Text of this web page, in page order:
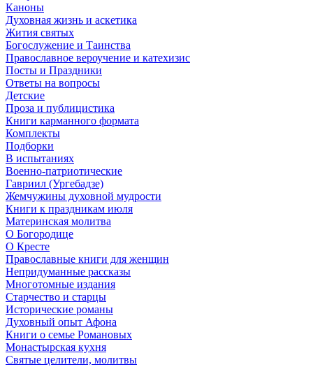
Каноны
Духовная жизнь и аскетика
Жития святых
Богослужение и Таинства
Православное вероучение и катехизис
Посты и Праздники
Ответы на вопросы
Детские
Проза и публицистика
Книги карманного формата
Комплекты
Подборки
В испытаниях
Военно-патриотические
Гавриил (Ургебадзе)
Жемчужины духовной мудрости
Книги к праздникам июля
Материнская молитва
О Богородице
О Кресте
Православные книги для женщин
Непридуманные рассказы
Многотомные издания
Старчество и старцы
Исторические романы
Духовный опыт Афона
Книги о семье Романовых
Монастырская кухня
Святые целители, молитвы